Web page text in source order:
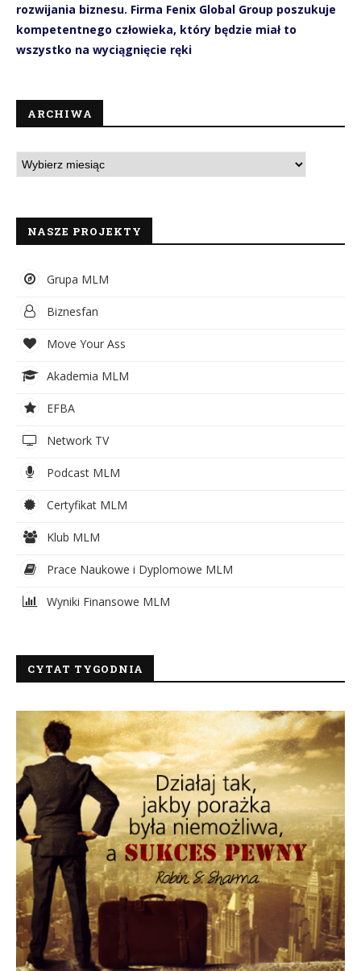
rozwijania biznesu. Firma Fenix Global Group poszukuje
kompetentnego człowieka, który będzie miał to
wszystko na wyciągnięcie ręki
ARCHIWA
NASZE PROJEKTY
Grupa MLM
Biznesfan
Move Your Ass
Akademia MLM
EFBA
Network TV
Podcast MLM
Certyfikat MLM
Klub MLM
Prace Naukowe i Dyplomowe MLM
Wyniki Finansowe MLM
CYTAT TYGODNIA